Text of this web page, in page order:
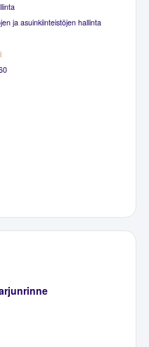
ja asuinkiinteistöjen hallinta